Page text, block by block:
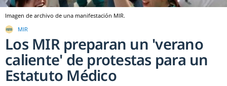
Imagen de archivo de una manifestación MIR.
MIR
Los MIR preparan un 'verano
caliente' de protestas para un
Estatuto Médico